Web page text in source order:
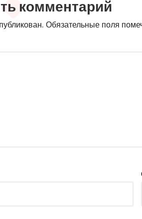
комментарий
Обязательные поля